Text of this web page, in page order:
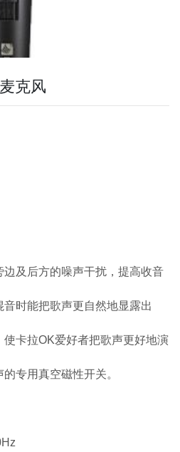
克风
边及后方的噪声干扰，提高收音
时能把歌声更自然地显露出
使卡拉OK爱好者把歌声更好地演
专用真空磁性开关。